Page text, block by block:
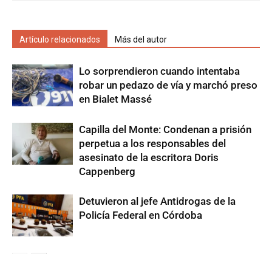
Artículo relacionados Más del autor
Lo sorprendieron cuando intentaba
robar un pedazo de vía y marchó preso
en Bialet Massé
Capilla del Monte: Condenan a prisión
perpetua a los responsables del
asesinato de la escritora Doris
Cappenberg
Detuvieron al jefe Antidrogas de la
Policía Federal en Córdoba